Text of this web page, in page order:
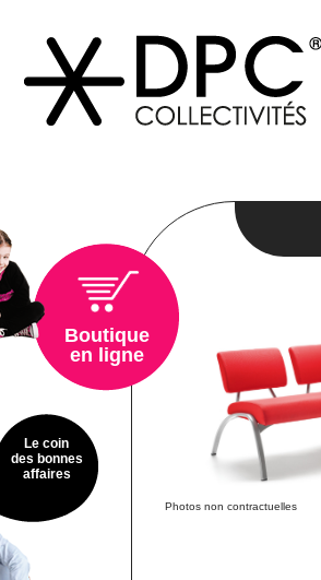
Photos non contractuelles
Boutique
en ligne
Le coin
des bonnes
affaires